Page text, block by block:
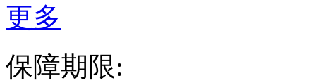
更多
保障期限: